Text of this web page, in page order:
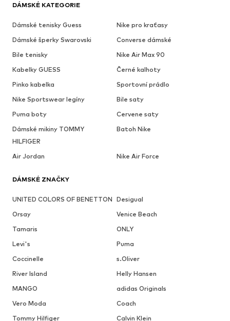
DÁMSKÉ KATEGORIE
Dámské tenisky Guess
Nike pro kraťasy
Dámské šperky Swarovski
Converse dámské
Bile tenisky
Nike Air Max 90
Kabelky GUESS
Černé kalhoty
Pinko kabelka
Sportovní prádlo
Nike Sportswear legíny
Bile saty
Puma boty
Cervene saty
Dámské mikiny TOMMY
HILFIGER
Batoh Nike
Air Jordan Nike Air Force
DÁMSKÉ ZNAČKY
UNITED COLORS OF BENETTON Desigual
Orsay
Venice Beach
Tamaris
ONLY
Levi's
Puma
Coccinelle
s.Oliver
River Island
Helly Hansen
MANGO
adidas Originals
Vero Moda
Coach
Tommy Hilfiger
Calvin Klein